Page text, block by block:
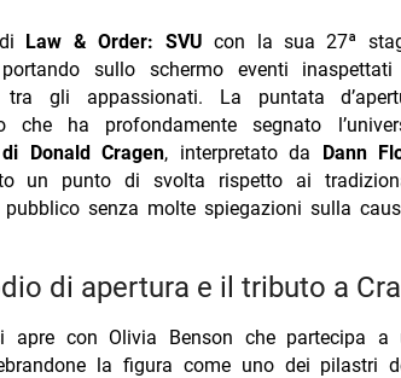
lascia, quarta stagione ultima
2: la seconda stagione dal 3 settembre
prima linea: cosa fanno oggi i protagonisti
teaser e data d’uscita svelati al Comic-Con 2026
Law & Order: SVU con la sua 27ª
portando sullo schermo eventi
tra gli appassionati. La puntata
che ha profondamente segnato
Donald Cragen, interpretato da Dann
un punto di svolta rispetto ai
senza molte spiegazioni sulla
di apertura e il tributo a
si apre con Olivia Benson che partecipa
la figura come uno dei pilastri